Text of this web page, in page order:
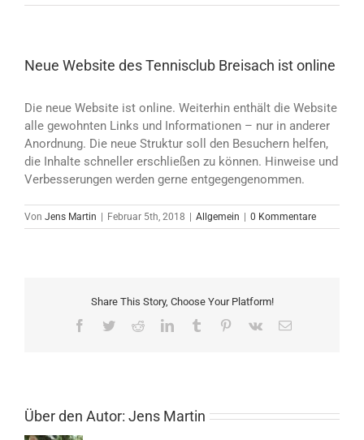
Neue Website des Tennisclub Breisach ist online
Die neue Website ist online. Weiterhin enthält die Website
alle gewohnten Links und Informationen – nur in anderer
Anordnung. Die neue Struktur soll den Besuchern helfen,
die Inhalte schneller erschließen zu können. Hinweise und
Verbesserungen werden gerne entgegengenommen.
Von Jens Martin Februar 5th, 2018 Allgemein 0 Kommentare
Share This Story, Choose Your Platform!
Facebook
TwitterRedditLinkedInTumblr Pinterest
Vk
E-
Über den Autor: Jens Martin